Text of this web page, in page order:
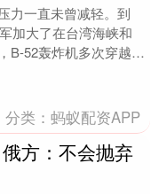
力一直未曾减轻。到
加大了在台湾海峡和
B-52轰炸机多次穿越台
分类：蚂蚁配资APP
方：不会抛弃